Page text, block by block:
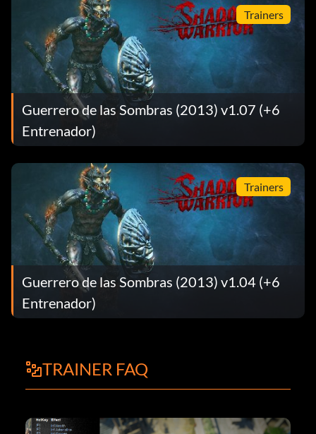
Trainers
Guerrero de las Sombras (2013) v1.07 (+6
Entrenador)
Trainers
Guerrero de las Sombras (2013) v1.04 (+6
Entrenador)
TRAINER FAQ